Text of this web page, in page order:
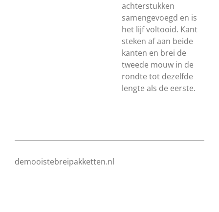
achterstukken
samengevoegd en is
het lijf voltooid. Kant
steken af aan beide
kanten en brei de
tweede mouw in de
rondte tot dezelfde
lengte als de eerste.
demooistebreipakketten.nl